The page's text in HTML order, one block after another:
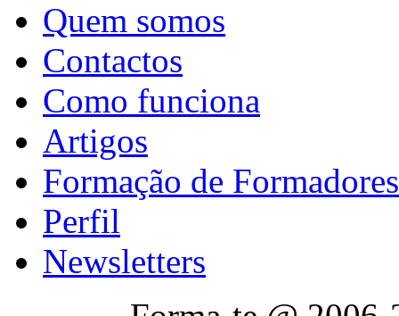
Quem somos
Contactos
Como funciona
Artigos
Formação de Formadores
Perfil
Newsletters